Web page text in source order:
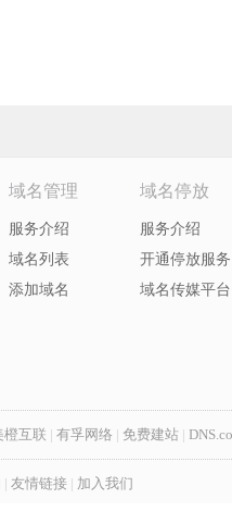
域名管理
服务介绍
域名列表
添加域名
域名停放
服务介绍
开通停放服务
域名传媒平台
橙互联 | 有孚网络 | 免费建站 |
| 友情链接 | 加入我们